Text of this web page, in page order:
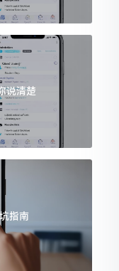
说清楚
指南